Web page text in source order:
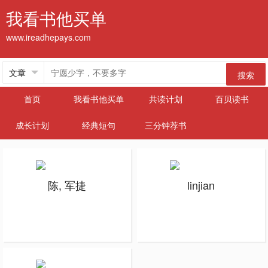
我看书他买单
www.ireadhepays.com
搜索
首页
我看书他买单 共读计划 百贝读书
成长计划 经典短句 三分钟荐书
陈, 军捷 linjian